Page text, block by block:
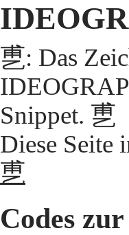
乶: Das
Snippet. 乶
Diese Seite
乶
Codes